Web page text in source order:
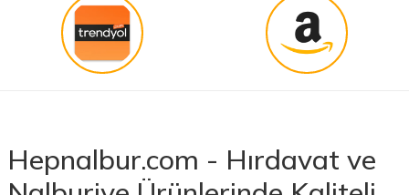
Hepnalbur.com - Hırdavat ve